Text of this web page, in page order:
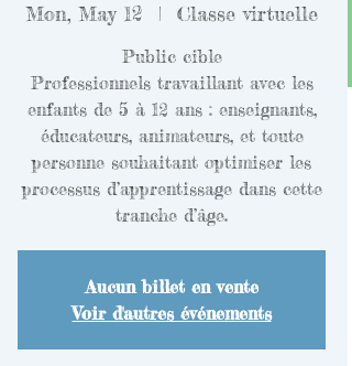
Mon, May 12
  |
Classe virtuelle
Public cible
Professionnels travaillant avec les
enfants de 5 à 12 ans : enseignants,
éducateurs, animateurs, et toute
personne souhaitant optimiser les
processus d’apprentissage dans cette
Aucun billet en vente
Voir d'autres événements